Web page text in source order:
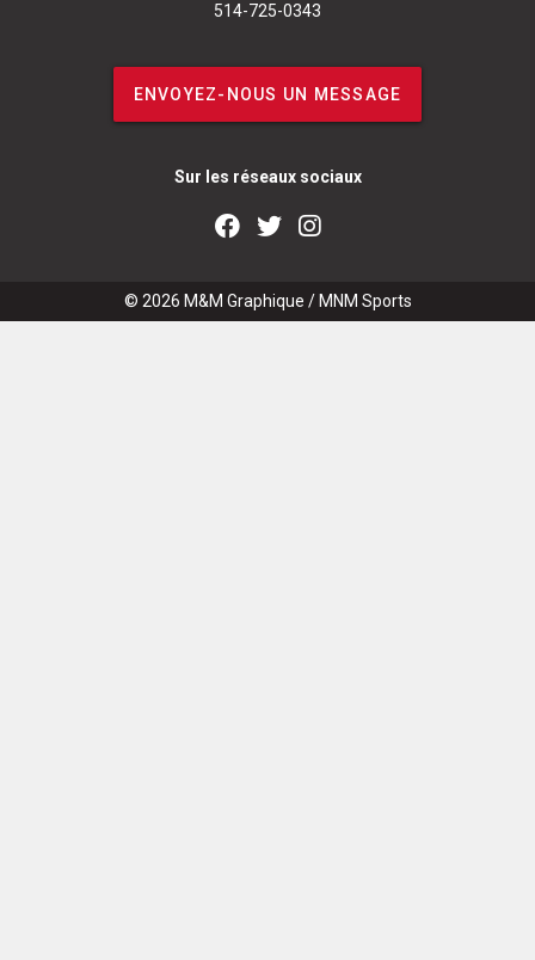
514-725-0343
ENVOYEZ-NOUS UN MESSAGE
Sur les réseaux sociaux
© 2026 M&M Graphique / MNM Sports